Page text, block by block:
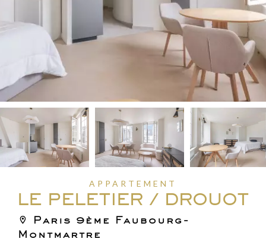
APPARTEMENT
LE PELETIER / DROUOT
Paris 9ème Faubourg-
Montmartre